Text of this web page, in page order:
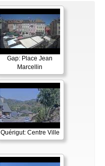
Gap: Place Jean
Marcellin
Quérigut: Centre Ville